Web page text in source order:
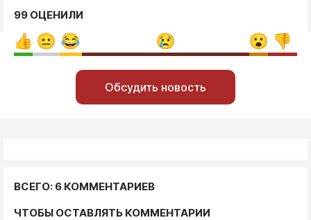
99 ОЦЕНИЛИ
Обсудить новость
ВСЕГО: 6 КОММЕНТАРИЕВ
ЧТОБЫ ОСТАВЛЯТЬ КОММЕНТАРИИ